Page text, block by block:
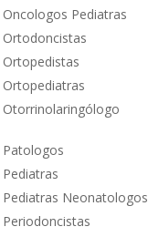
Oncologos Pediatras
Ortodoncistas
Ortopedistas
Ortopediatras
Otorrinolaringólogo
Patologos
Pediatras
Pediatras Neonatologos
Periodoncistas